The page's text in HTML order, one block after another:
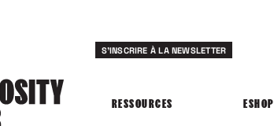
RESSOURCES ESHOP
S'INSCRIRE À LA NEWSLETTER